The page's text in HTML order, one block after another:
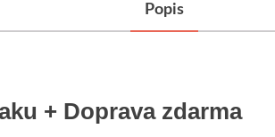
Popis
+ Doprava zdarma